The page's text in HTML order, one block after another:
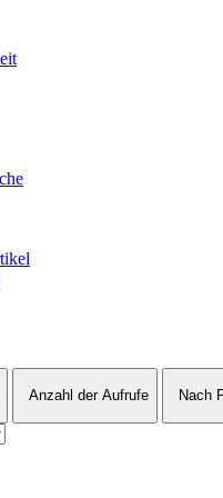
Anzahl der Aufrufe Nach